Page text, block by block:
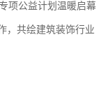
项公益计划温暖启幕
，共绘建筑装饰行业